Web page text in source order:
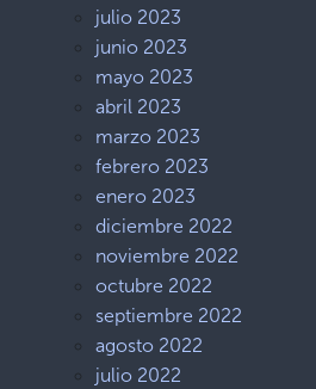
julio 2023
junio 2023
mayo 2023
abril 2023
marzo 2023
febrero 2023
enero 2023
diciembre 2022
noviembre 2022
octubre 2022
septiembre 2022
agosto 2022
julio 2022